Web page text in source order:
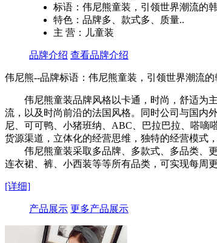
标语：伟尼熊童装，引领世界潮流的
特色：品牌多、款式多、质量..
主 营：儿童装
品牌介绍 查看品牌介绍
伟尼熊--品牌标语： 伟尼熊童装，引领世界潮流的
伟尼熊童装品牌风格以卡通，时尚，舒适为
流，以及时尚前沿的法国风格。同时公司与国内
尼、可可鸭、小猪班纳、ABC、巴拉巴拉、嗒嘀
货源渠道，立体化的经营思维，独特的经营模式
伟尼熊童装采取多品牌、多款式、多品类、更
连衣裙、裤、小西装等等所有品类，可实现每周
[详细]
产品展示 更多产品展示